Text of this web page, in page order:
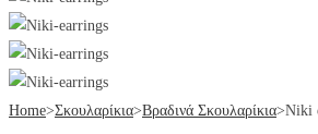
Home>Σκουλαρίκια>Βραδινά Σκουλαρίκια>Niki